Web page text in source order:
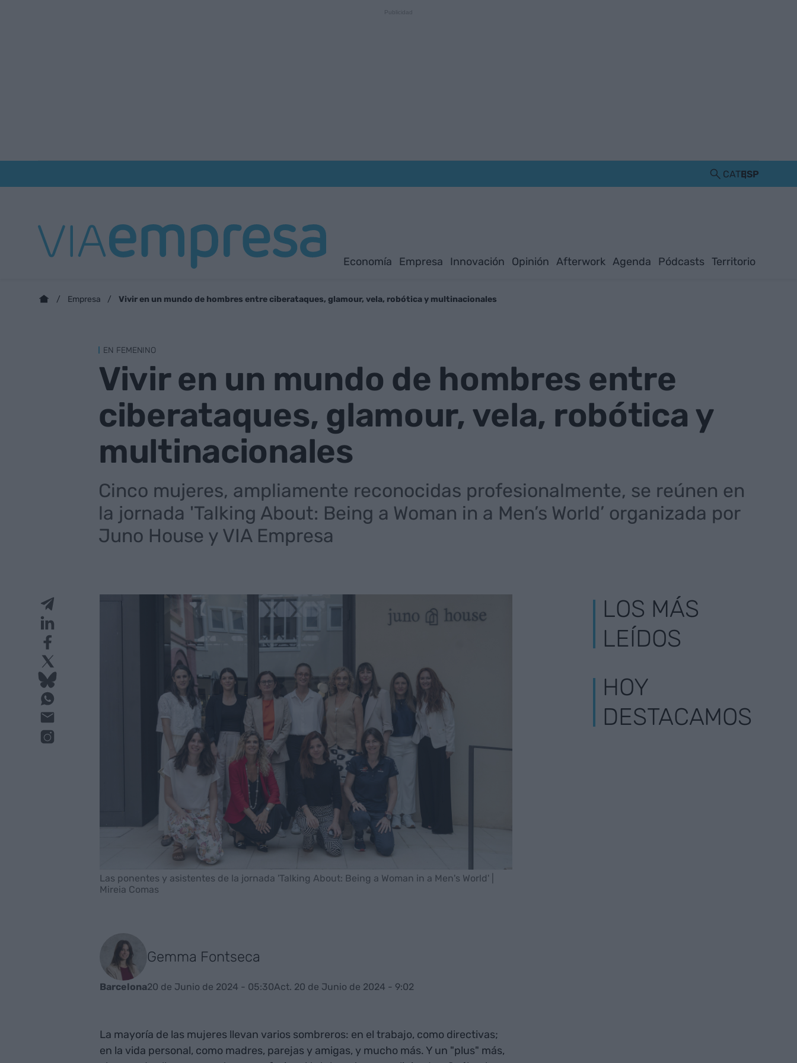
CATESP
Economía Empresa Innovación Opinión Afterwork Agenda Pódcasts Territorio
Empresa Vivir en un mundo de hombres entre ciberataques, glamour, vela, robótica y multinacionales
EN FEMENINO
Vivir en un mundo de hombres entre
ciberataques, glamour, vela, robótica y
multinacionales
Cinco mujeres, ampliamente reconocidas profesionalmente, se reúnen en
la jornada 'Talking About: Being a Woman in a Men’s World’ organizada por
Juno House y VIA Empresa
Las ponentes y asistentes de la jornada 'Talking About: Being a Woman in a Men's World' |
Mireia Comas
Gemma Fontseca
Barcelona20 de Junio de 2024 - 05:30Act. 20 de Junio de 2024 - 9:02
La mayoría de las mujeres llevan varios sombreros: en el trabajo, como directivas;
en la vida personal, como madres, parejas y amigas, y mucho más. Y un "plus" más,
LOS MÁS
LEÍDOS
HOY
DESTACAMOS